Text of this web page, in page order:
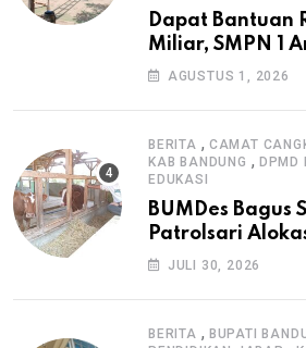
Dapat Bantuan
Miliar, SMPN 1
Masyarakat
AGUSTUS 1, 2026
BERITA , CAMAT
KAB BANDUNG , DPMD
EDUKASI
BUMDes Bagus
Patrolsari
Dana Desa
JULI 30, 2026
BERITA , BUPATI